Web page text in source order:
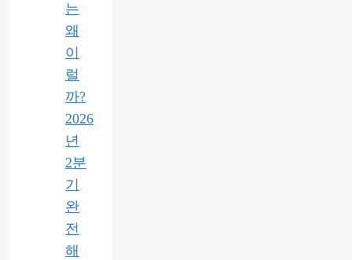
는
왜
이
럴
까?
2026
년
2분
기
완
전
해